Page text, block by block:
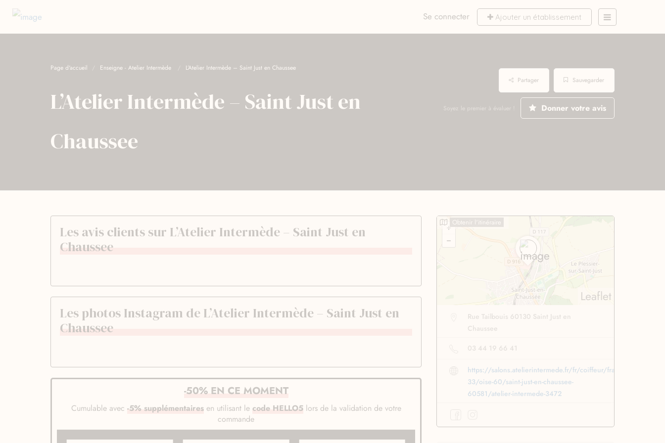
Se connecter Ajouter un établissement
Page d'accueil Enseigne - Atelier Intermède L’Atelier Intermède – Saint Just en Chaussee
L’Atelier Intermède – Saint Just en
Chaussee
Sauvegarder
Partager
Soyez le premier à évaluer ! Donner votre avis
Les avis clients sur L’Atelier Intermède – Saint Just en
Chaussee
Les photos Instagram de L’Atelier Intermède – Saint Just en
Chaussee
-50% EN CE MOMENT
Cumulable avec -5% supplémentairesen utilisant le code HELLO5lors de la validation de votre
commande
Leaflet
Obtenir l'itinéraire
Rue Tailbouis 60130 Saint Just en
Chaussee
03 44 19 66 41
https://salons.atelierintermede.fr/fr/coiffeur/france-
33/oise-60/saint-just-en-chaussee-
60581/atelier-intermede-3472